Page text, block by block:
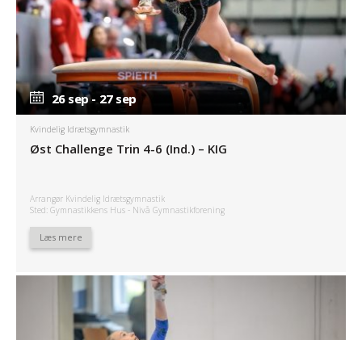
26 sep - 27 sep
26 sep - 27 sep
Kvindelig Idrætsgymnastik
Øst Challenge Trin 4-6 (Ind.) – KIG
Arrangør Kvindelig Idrætsgymnastik
Sted: Gymnastikkens Hus - Nivå Gymnastikforening
Læs mere